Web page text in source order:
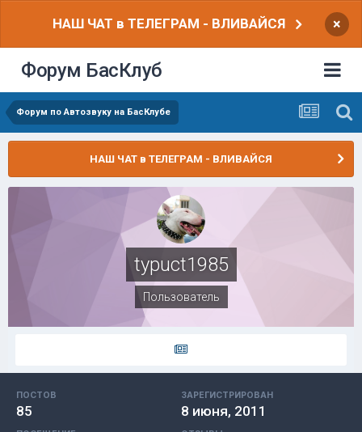
НАШ ЧАТ в ТЕЛЕГРАМ - ВЛИВАЙСЯ ×
Форум БасКлуб
Форум по Автозвуку на БасКлубе
НАШ ЧАТ в ТЕЛЕГРАМ - ВЛИВАЙСЯ
typuct1985
Пользователь
ПОСТОВ
85
ЗАРЕГИСТРИРОВАН
8 июня, 2011